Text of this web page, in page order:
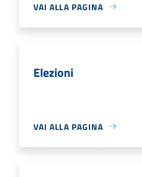
VAI ALLA PAGINA
Elezioni
VAI ALLA PAGINA